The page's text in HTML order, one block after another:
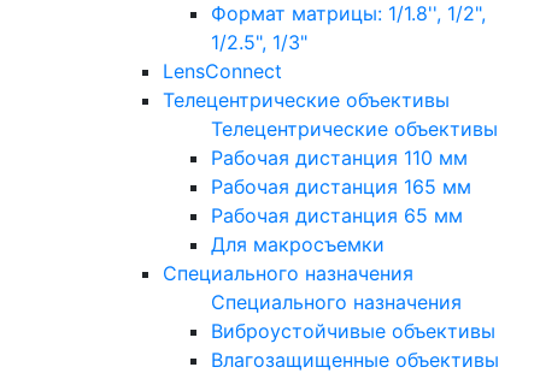
Формат матрицы: 1/1.8'', 1/2",
1/2.5", 1/3"
LensConnect
Телецентрические объективы
Телецентрические объективы
Рабочая дистанция 110 мм
Рабочая дистанция 165 мм
Рабочая дистанция 65 мм
Для макросъемки
Специального назначения
Специального назначения
Виброустойчивые объективы
Влагозащищенные объективы